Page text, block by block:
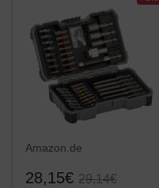
Amazon.de
28,15€ 29,14€